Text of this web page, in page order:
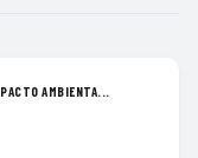
AMBIENTA...